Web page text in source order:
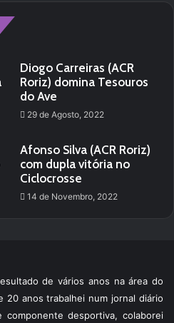
Diogo Carreiras (ACR
Roriz) domina Tesouros
do Ave
29 de Agosto, 2022
Afonso Silva (ACR Roriz)
com dupla vitória no
Ciclocrosse
14 de Novembro, 2022
de vários anos na área do
20 anos trabalhei num jornal diário
desportiva, colaborei